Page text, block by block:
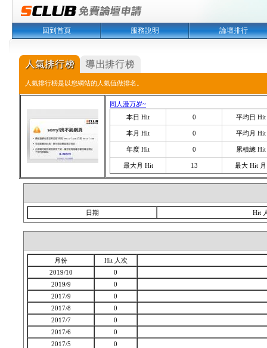
回到首頁 服務說明 論壇排行
人氣排行榜是以您網站的人氣值做排名。
同人漫万岁~
本日 Hit
0 平均日 Hit
本月 Hit 0 平均月 Hit
年度 Hit 0 累積總 Hit
最大月 Hit 13 最大 Hit 月
日期 Hit
月份
Hit 人次
2019/10
0
2019/9
0
2017/9
0
2017/8
0
2017/7
0
2017/6
0
2017/5
0